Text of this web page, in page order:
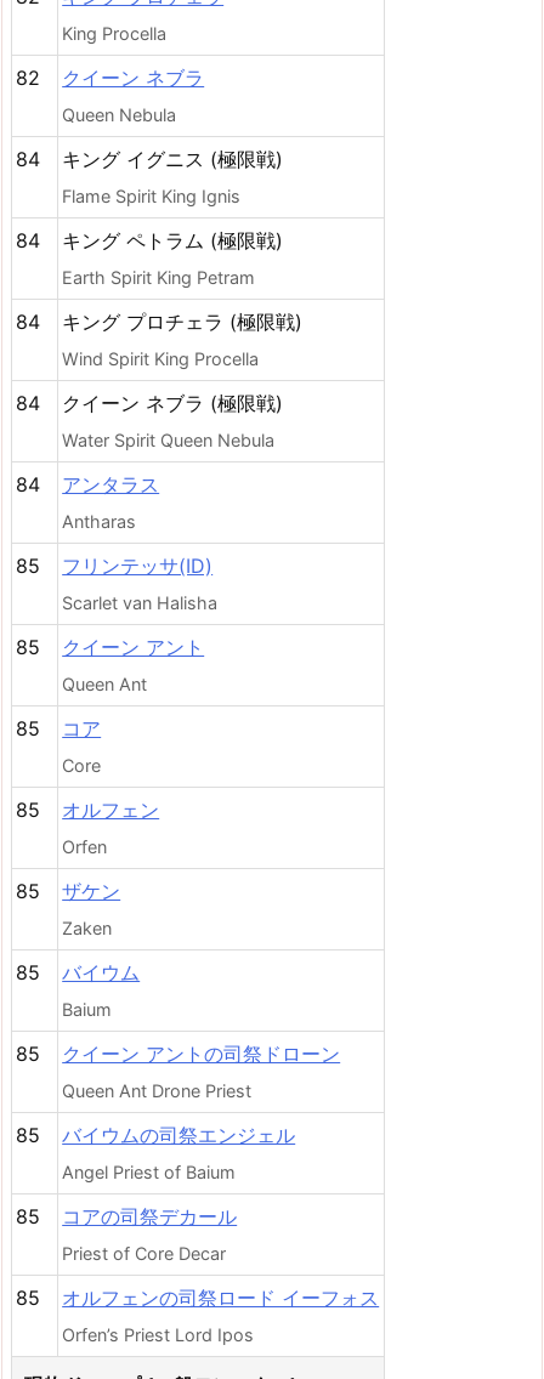
King Procella
82 クイーン ネブラ
Queen Nebula
84 キング イグニス (極限戦)
Flame Spirit King Ignis
84 キング ペトラム (極限戦)
Earth Spirit King Petram
84 キング プロチェラ (極限戦)
Wind Spirit King Procella
84 クイーン ネブラ (極限戦)
Water Spirit Queen Nebula
84 アンタラス
Antharas
85 フリンテッサ(ID)
Scarlet van Halisha
85 クイーン アント
Queen Ant
85 コア
Core
85 オルフェン
Orfen
85 ザケン
Zaken
85 バイウム
Baium
85 クイーン アントの司祭ドローン
Queen Ant Drone Priest
85 バイウムの司祭エンジェル
Angel Priest of Baium
85 コアの司祭デカール
Priest of Core Decar
85 オルフェンの司祭ロード イーフォス
Orfen’s Priest Lord Ipos